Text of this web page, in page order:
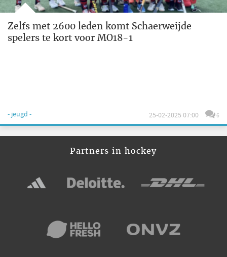
Zelfs met 2600 leden komt Schaerweijde
spelers te kort voor MO18-1
- jeugd - 25-02-2025 07:00 6
Partners in hockey